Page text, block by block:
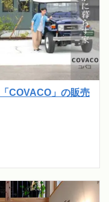
COVACO」の販売